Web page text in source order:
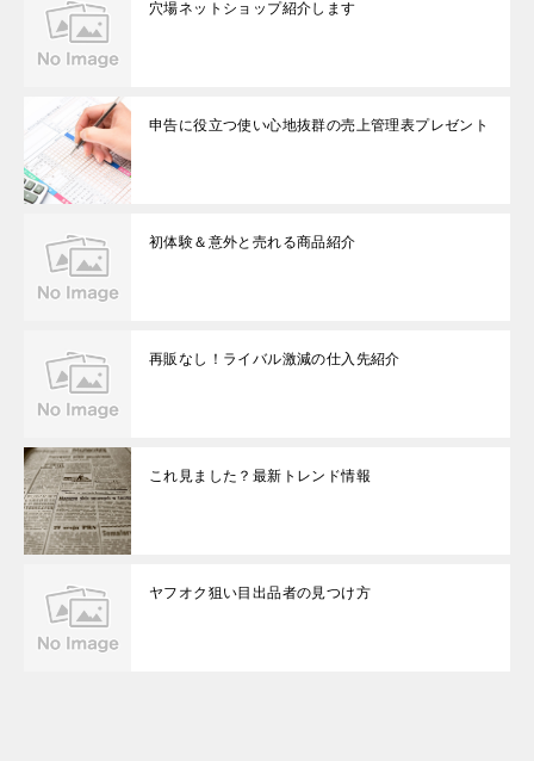
穴場ネットショップ紹介します
申告に役立つ使い心地抜群の売上管理表プレゼント
初体験＆意外と売れる商品紹介
再販なし！ライバル激減の仕入先紹介
これ見ました？最新トレンド情報
ヤフオク狙い目出品者の見つけ方